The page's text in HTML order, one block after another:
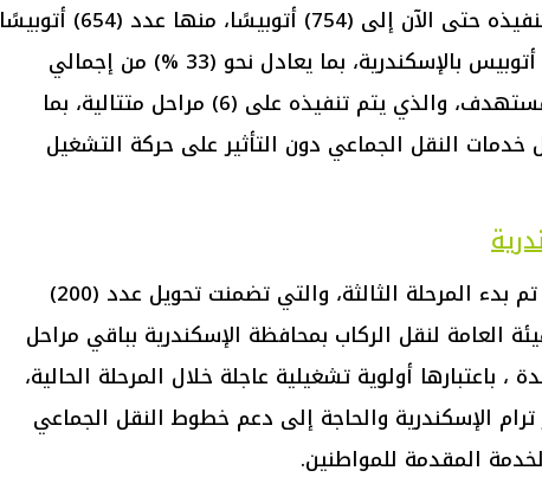
ليصل إجمالي ما تم تنفيذه حتى الآن إلى (754) أتوبيسًا، منها عدد (654) أتوبيسًا
بالقاهرة وعدد (100) أتوبيس بالإسكندرية، بما يعادل نحو (33 %) من إجمالي
المشروع القومي المستهدف، والذي يتم تنفيذه على (6) مراحل متتالية، بما
النقل الجماعي دون التأثير على حركة التشغيل
كما أوضح التقرير أنه تم بدء المرحلة الثالثة، والتي تضمنت تحويل عدد (200)
العامة لنقل الركاب بمحافظة الإسكندرية بباقي مراحل
، باعتبارها أولوية تشغيلية عاجلة خلال المرحلة الحالية،
الإسكندرية والحاجة إلى دعم خطوط النقل الجماعي
المقدمة للمواطنين.